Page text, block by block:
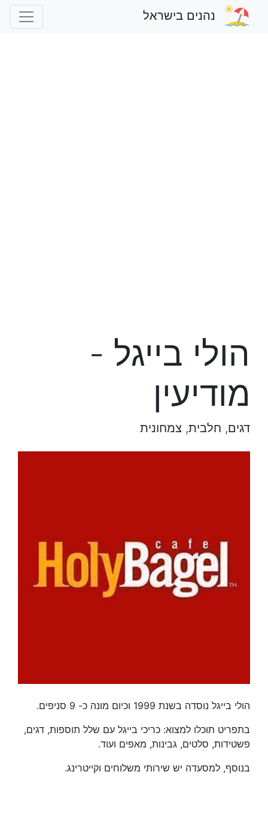
נהנים בישראל
הולי בייגל -
מודיעין
דגים, חלבית, צמחונית
הולי בייגל נוסדה בשנת 1999 וכיום מונה כ- 9 סניפים.
בתפריט תוכלו למצוא: כריכי בייגל עם שלל תוספות, דגים,
פשטידות, סלטים, גבינות, מאפים ועוד.
בנוסף, למסעדה יש שירותי משלוחים וקייטרינג.